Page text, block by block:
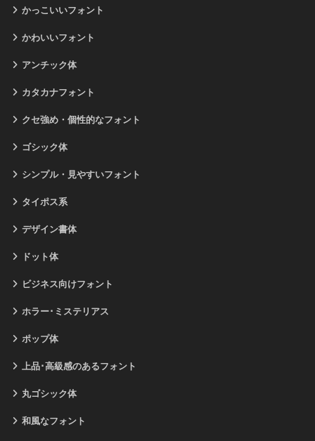
かっこいいフォント
かわいいフォント
アンチック体
カタカナフォント
クセ強め・個性的なフォント
ゴシック体
シンプル・見やすいフォント
タイポス系
デザイン書体
ドット体
ビジネス向けフォント
ホラー･ミステリアス
ポップ体
上品･高級感のあるフォント
丸ゴシック体
和風なフォント